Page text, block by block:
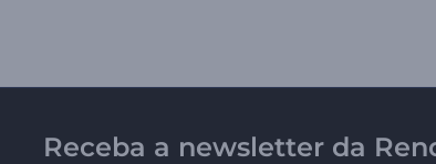
Receba a newsletter da